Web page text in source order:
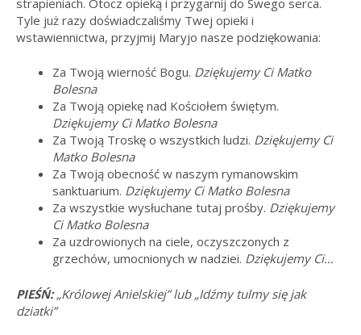
Tyle już razy doświadczaliśmy Twej opieki i
wstawiennictwa, przyjmij Maryjo nasze podziękowania:
Za Twoją wierność Bogu. Dziękujemy Ci Matko
Bolesna
Za Twoją opiekę nad Kościołem świętym.
Dziękujemy Ci Matko Bolesna
Za Twoją Troskę o wszystkich ludzi. Dziękujemy Ci
Matko Bolesna
Za Twoją obecność w naszym rymanowskim
sanktuarium. Dziękujemy Ci Matko Bolesna
Za wszystkie wysłuchane tutaj prośby. Dziękujemy
Ci Matko Bolesna
Za uzdrowionych na ciele, oczyszczonych z
grzechów, umocnionych w nadziei. Dziękujemy Ci…
PIEŚŃ:„Królowej Anielskiej” lub „Idźmy tulmy się jak
dziatki”